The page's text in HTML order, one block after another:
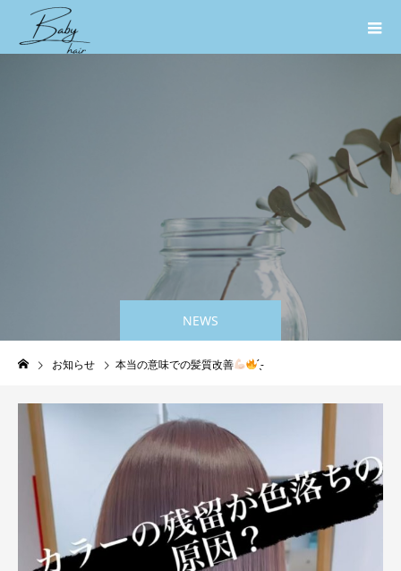
NEWS
お知らせ 本当の意味での髪質改善 ̖́-